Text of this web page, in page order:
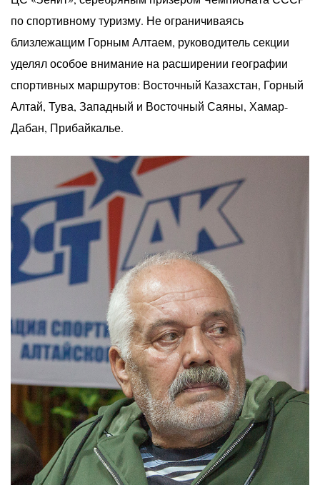
по спортивному туризму. Не ограничиваясь
близлежащим Горным Алтаем, руководитель секции
уделял особое внимание на расширении географии
спортивных маршрутов: Восточный Казахстан, Горный
Алтай, Тува, Западный и Восточный Саяны, Хамар-
Дабан, Прибайкалье.